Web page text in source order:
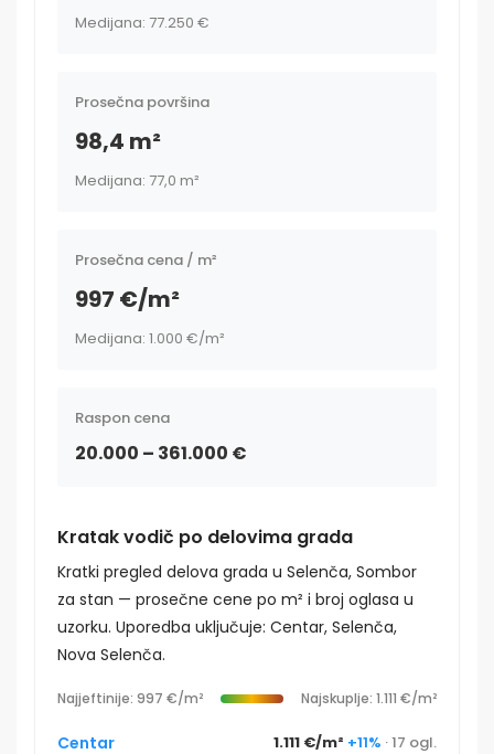
Medijana: 77.250 €
Prosečna površina
98,4 m²
Medijana: 77,0 m²
Prosečna cena / m²
997 €/m²
Medijana: 1.000 €/m²
Raspon cena
20.000 – 361.000 €
Kratak vodič po delovima grada
Kratki pregled delova grada u Selenča, Sombor
za stan — prosečne cene po m² i broj oglasa u
uzorku. Uporedba uključuje: Centar, Selenča,
Nova Selenča.
Najjeftinije: 997 €/m² Najskuplje: 1.111 €/m²
Centar 1.111 €/m² +11% · 17 ogl.